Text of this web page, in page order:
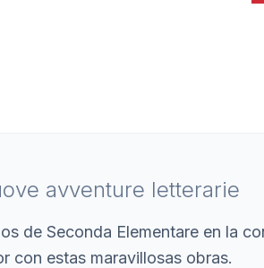
avventure letterarie
de Seconda Elementare en la
con estas maravillosas obras.